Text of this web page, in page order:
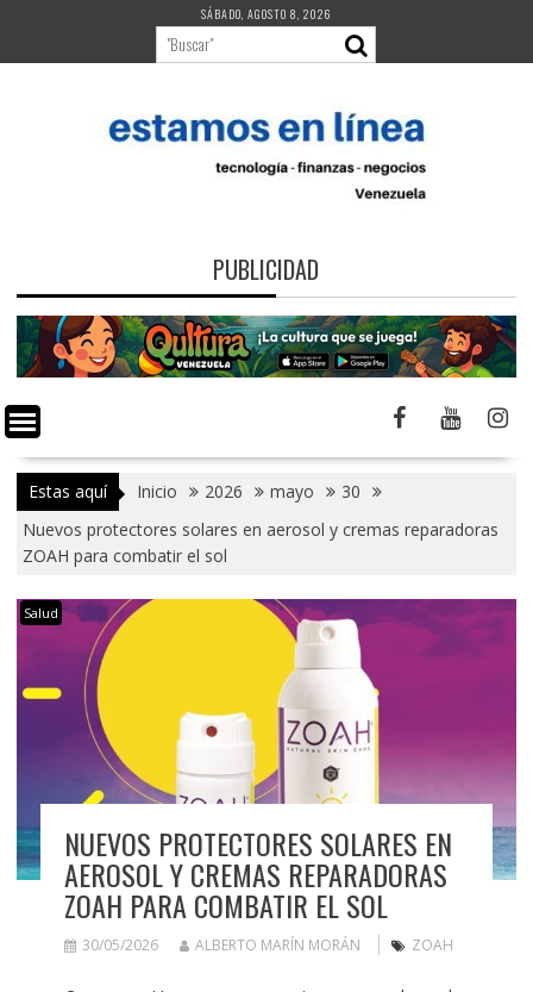
contenido
SÁBADO, AGOSTO 8, 2026
PUBLICIDAD
Estas aquí Inicio 2026 mayo
30
Nuevos protectores solares en aerosol y cremas reparadoras
ZOAH para combatir el sol
Salud
NUEVOS PROTECTORES SOLARES EN
AEROSOL Y CREMAS REPARADORAS
ZOAH PARA COMBATIR EL SOL
30/05/2026 ALBERTO MARÍN MORÁN ZOAH